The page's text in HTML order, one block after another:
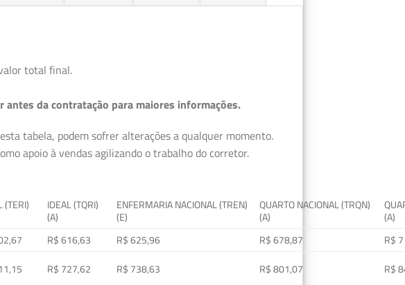
total final.
antes da contratação para maiores informações.
tabela, podem sofrer alterações a qualquer momento.
apoio à vendas agilizando o trabalho do corretor.
(TERI)
IDEAL (TQRI)
(A)
ENFERMARIA NACIONAL (TREN)
(E)
QUARTO NACIONAL (TRQN)
(A)
(A)
R$ 616,63 R$ 625,96 R$ 678,87
R$
R$ 727,62 R$ 738,63 R$ 801,07
R$